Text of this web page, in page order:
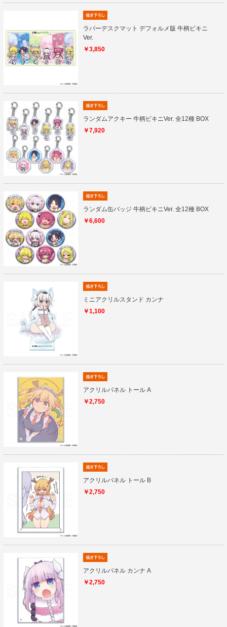
ラバーデスクマット デフォルメ版 牛柄ビキニ
Ver.
￥3,850
ランダムアクキー 牛柄ビキニVer. 全12種 BOX
￥7,920
ランダム缶バッジ 牛柄ビキニVer. 全12種 BOX
￥6,600
ミニアクリルスタンド カンナ
￥1,100
アクリルパネル トール A
￥2,750
アクリルパネル トール B
￥2,750
アクリルパネル カンナ A
￥2,750